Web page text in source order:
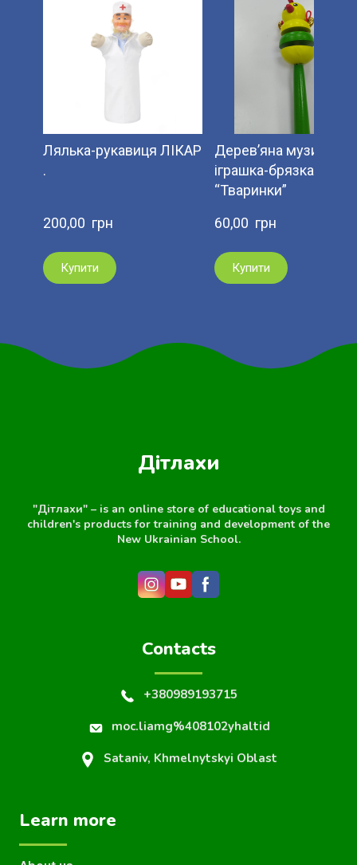
Лялька-рукавиця ЛІКАР
.
200,00  грн
Купити
Дерев’яна музична
іграшка-брязкальце
“Тваринки”
60,00  грн
Купити
Дітлахи
"Дітлахи" – is an online store of educational toys and
children's products for training and development of the
New Ukrainian School.
Contacts
+380989193715
moc.liamg%408102yhaltid
Sataniv, Khmelnytskyi Oblast
Learn more